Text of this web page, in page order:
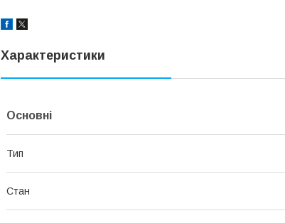
Характеристики
Основні
Тип
Стан